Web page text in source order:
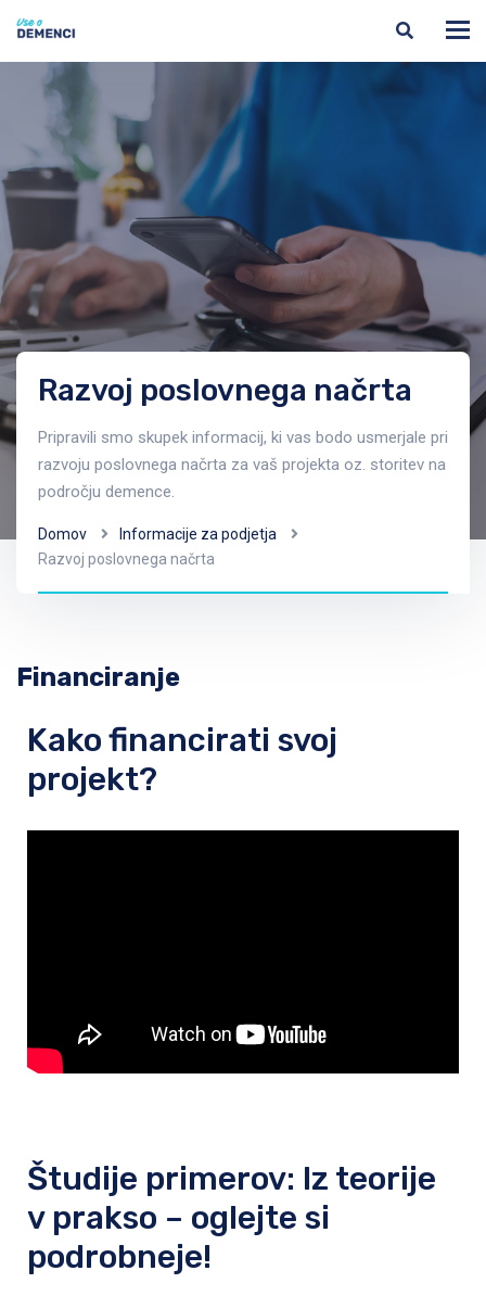
Razvoj poslovnega načrta
Pripravili smo skupek informacij, ki vas bodo usmerjale pri
razvoju poslovnega načrta za vaš projekta oz. storitev na
področju demence.
Domov
Informacije za podjetja
Razvoj poslovnega načrta
Financiranje
Kako financirati svoj
projekt?
Študije primerov: Iz teorije
v prakso – oglejte si
podrobneje!